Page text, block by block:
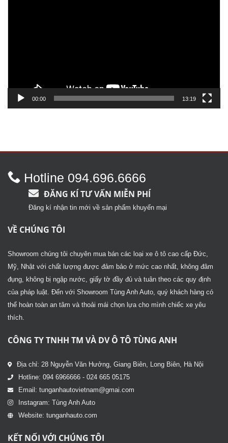
00:00 13:19
Hotline 094.696.6666
ĐĂNG KÍ TƯ VẤN MIỄN PHÍ
Đăng kí nhận tin mới về sản phẩm khuyến mại
VỀ CHÚNG TÔI
Showroom chúng tôi chuyên mua bán các loại xe ô tô cao cấp Đức,
Mỹ, Nhật với chất lượng được đảm bảo ở mức cao nhất, không đâm
đụng, không bị ngập nước, giấy tờ đầy đủ và tuân theo các quy định
của pháp luật. Đến với Showroom Tùng Anh Auto, quý khách hàng có
thể hoàn toàn an tâm và thoải mái chọn lựa cho mình chiếc xe yêu
thích.
CÔNG TY TNHH TM VÀ DV Ô TÔ TÙNG ANH
Địa chỉ: 28 Nguyễn Văn Hưởng, Giang Biên, Long Biên, Hà Nội
Hotline: 094 6966666 - 024 665 05175
Email: tunganhautovietnam@gmai.com
Instagram: Tùng Anh Auto
Website: tunganhauto.com
KẾT NỐI VỚI CHÚNG TÔI